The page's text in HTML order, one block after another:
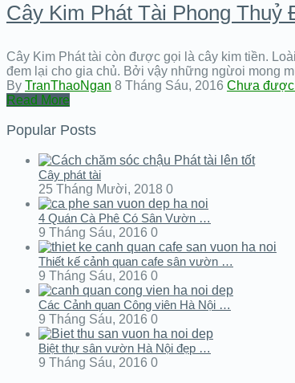
Cây Kim Phát Tài Phong Thuỷ
Cây Kim Phát tài còn được gọi là cây kim tiền.
đem lại cho gia chủ. Bởi vậy những ngừoi mong
By TranThaoNgan 8 Tháng Sáu, 2016 Chưa được
Read More
Popular Posts
Cây phát tài
25 Tháng Mười, 2018 0
4 Quán Cà Phê Có Sân Vườn …
9 Tháng Sáu, 2016 0
Thiết kế cảnh quan cafe sân vườn …
9 Tháng Sáu, 2016 0
Các Cảnh quan Công viên Hà Nội …
9 Tháng Sáu, 2016 0
Biệt thự sân vườn Hà Nội đẹp …
9 Tháng Sáu, 2016 0